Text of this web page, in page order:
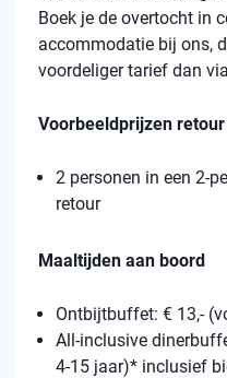
Boek je de overtocht in
accommodatie bij ons,
voordeliger tarief dan
Voorbeeldprijzen
2 personen in een 2-
retour
Maaltijden aan boord
Ontbijtbuffet: € 13,-
All-inclusive
4-15 jaar)* inclusief